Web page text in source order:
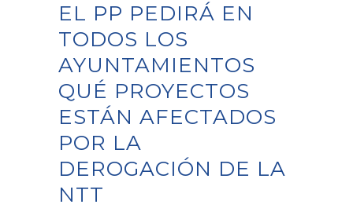
EL PP PEDIRÁ EN
TODOS LOS
AYUNTAMIENTOS
QUÉ PROYECTOS
ESTÁN AFECTADOS
POR LA
DEROGACIÓN DE LA
NTT